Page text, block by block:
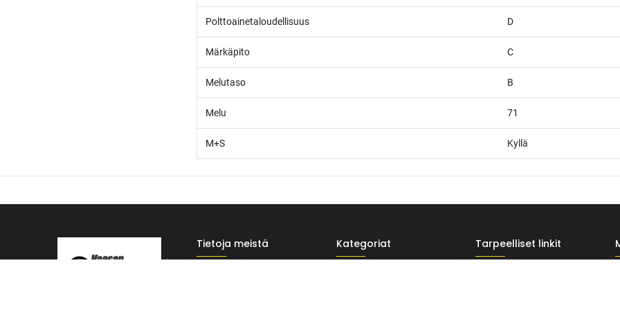
Polttoainetaloudellisuus D
Märkäpito C
Melutaso B
Melu 71
M+S Kyllä
Tietoja meistä Kategoriat Tarpeelliset linkit